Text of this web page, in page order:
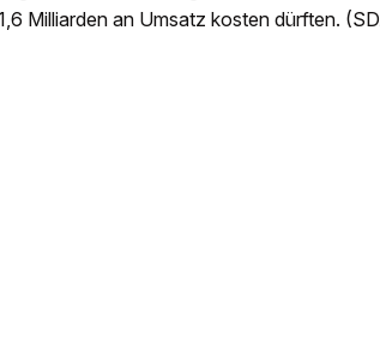
Milliarden an Umsatz kosten dürften.